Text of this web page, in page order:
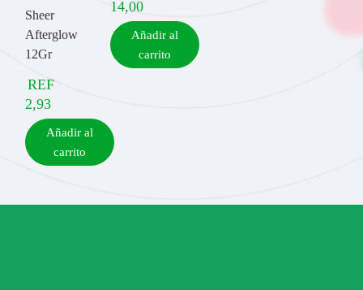
Sheer
Afterglow
12Gr
REF
2,93
Añadir al
carrito
14,00
Añadir al
carrito